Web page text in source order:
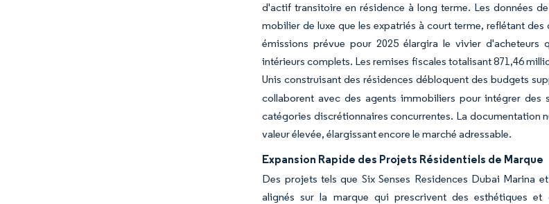
d'actif transitoire en résidence à long terme. Les données
mobilier de luxe que les expatriés à court terme, reflétant
émissions prévue pour 2025 élargira le vivier d'acheteurs
intérieurs complets. Les remises fiscales totalisant 871,46
Unis construisant des résidences débloquent des budgets
collaborent avec des agents immobiliers pour intégrer
catégories discrétionnaires concurrentes. La documentation
valeur élevée, élargissant encore le marché adressable.
Expansion Rapide des Projets Résidentiels de Marque
Des projets tels que Six Senses Residences Dubai Marina
alignés sur la marque qui prescrivent des esthétiques